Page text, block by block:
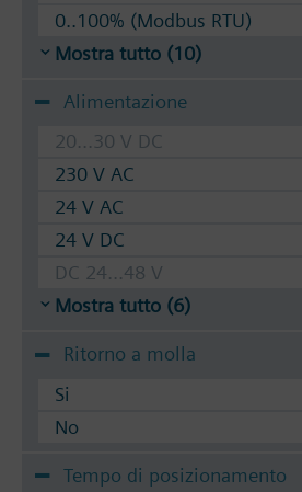
0..100% (Modbus RTU)
Mostra tutto (10)
Alimentazione
20...30 V DC
230 V AC
24 V AC
24 V DC
DC 24...48 V
Mostra tutto (6)
Ritorno a molla
Si
No
Tempo di posizionamento